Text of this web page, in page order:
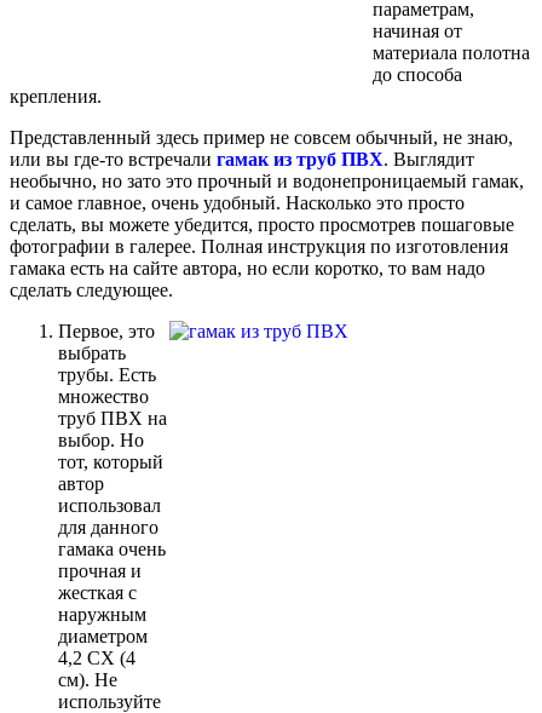
параметрам,
начиная от
материала полотна
до способа
крепления.
Представленный здесь пример не совсем обычный, не знаю,
или вы где-то встречали гамак из труб ПВХ. Выглядит
необычно, но зато это прочный и водонепроницаемый гамак,
и самое главное, очень удобный. Насколько это просто
сделать, вы можете убедится, просто просмотрев пошаговые
фотографии в галерее. Полная инструкция по изготовления
гамака есть на сайте автора, но если коротко, то вам надо
сделать следующее.
Первое, это
выбрать
трубы. Есть
множество
труб ПВХ на
выбор. Но
тот, который
автор
использовал
для данного
гамака очень
прочная и
жесткая с
наружным
диаметром
4,2 СХ (4
см). Не
используйте